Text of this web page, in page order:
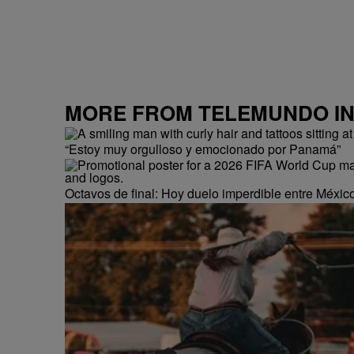
MORE FROM TELEMUNDO
“Estoy muy orgulloso y emocionado por Panamá”
Octavos de final: Hoy duelo imperdible entre